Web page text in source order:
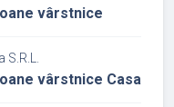
vârstnice
vârstnice Casa cu